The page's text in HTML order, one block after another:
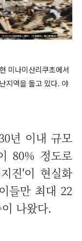
미나미산리쿠초에서
지역을 돌고 있다. 야
년 이내 규모
80% 정도로
진'이 현실화
들만 최대 22
나왔다.